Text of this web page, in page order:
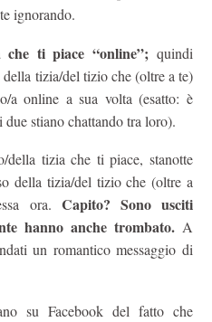
ignorando.
ti piace “online”; quindi
della tizia/del tizio che (oltre a te)
a online a sua volta (esatto: è
stiano chattando tra loro).
della tizia che ti piace, stanotte
della tizia/del tizio che (oltre a
ora. Capito? Sono usciti
hanno anche trombato. A
un romantico messaggio di
su Facebook del fatto che